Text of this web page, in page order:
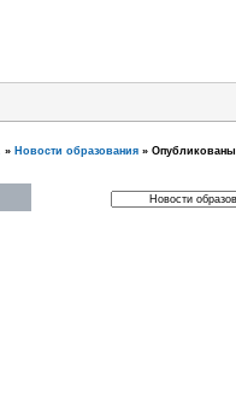
» Новости образования » Опубликованы